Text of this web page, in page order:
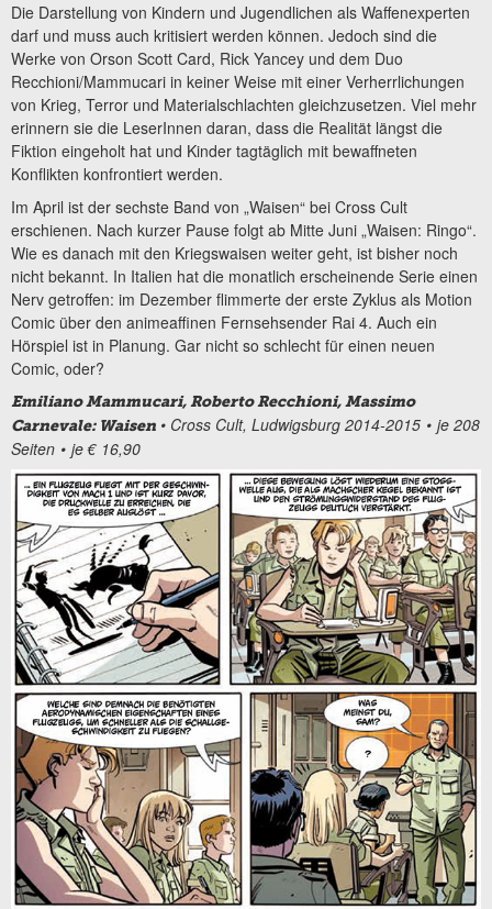
Die Darstellung von Kindern und Jugendlichen als Waffenexperten
darf und muss auch kritisiert werden können. Jedoch sind die
Werke von Orson Scott Card, Rick Yancey und dem Duo
Recchioni/Mammucari in keiner Weise mit einer Verherrlichungen
von Krieg, Terror und Materialschlachten gleichzusetzen. Viel mehr
erinnern sie die LeserInnen daran, dass die Realität längst die
Fiktion eingeholt hat und Kinder tagtäglich mit bewaffneten
Konflikten konfrontiert werden.
Im April ist der sechste Band von „Waisen“ bei Cross Cult
erschienen. Nach kurzer Pause folgt ab Mitte Juni „Waisen: Ringo“.
Wie es danach mit den Kriegswaisen weiter geht, ist bisher noch
nicht bekannt. In Italien hat die monatlich erscheinende Serie einen
Nerv getroffen: im Dezember flimmerte der erste Zyklus als Motion
Comic über den animeaffinen Fernsehsender Rai 4. Auch ein
Hörspiel ist in Planung. Gar nicht so schlecht für einen neuen
Comic, oder?
Emiliano Mammucari, Roberto Recchioni, Massimo
Carnevale: Waisen • Cross Cult, Ludwigsburg 2014-2015 • je 208
Seiten • je € 16,90